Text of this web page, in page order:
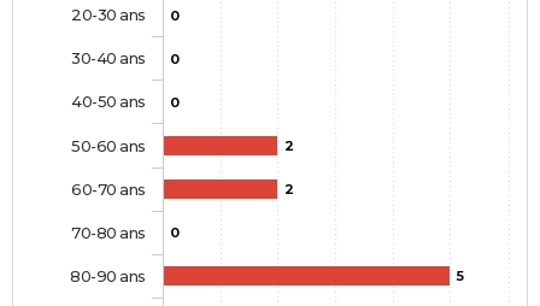
0
0
0
2
2
0
5
20-30 ans
30-40 ans
40-50 ans
50-60 ans
60-70 ans
70-80 ans
80-90 ans